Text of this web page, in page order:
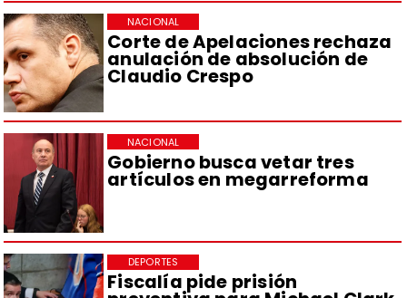
Corte de Apelaciones rechaza
anulación de absolución de
Claudio Crespo
NACIONAL
Gobierno busca vetar tres
artículos en megarreforma
NACIONAL
Fiscalía pide prisión
DEPORTES